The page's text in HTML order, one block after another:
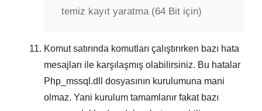
temiz kayıt yaratma (64 Bit için)
Komut satırında komutları çalıştırırken bazı hata
mesajları ile karşılaşmış olabilirsiniz. Bu hatalar
Php_mssql.dll
dosyasının kurulumuna mani
olmaz. Yani kurulum tamamlanır fakat bazı